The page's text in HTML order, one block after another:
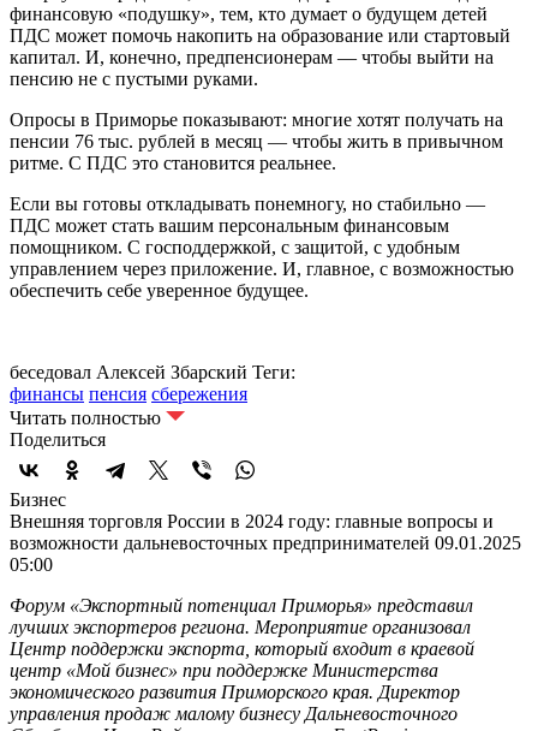
финансовую «подушку», тем, кто думает о будущем детей
ПДС может помочь накопить на образование или стартовый
капитал. И, конечно, предпенсионерам — чтобы выйти на
пенсию не с пустыми руками.
Опросы в Приморье показывают: многие хотят получать на
пенсии 76 тыс. рублей в месяц — чтобы жить в привычном
ритме. С ПДС это становится реальнее.
Если вы готовы откладывать понемногу, но стабильно —
ПДС может стать вашим персональным финансовым
помощником. С господдержкой, с защитой, с удобным
управлением через приложение. И, главное, с возможностью
обеспечить себе уверенное будущее.
беседовал Алексей Збарский Теги:
финансы пенсия сбережения
Читать полностью
Поделиться
Бизнес
Внешняя торговля России в 2024 году: главные вопросы и
возможности дальневосточных предпринимателей 09.01.2025
05:00
Форум «Экспортный потенциал Приморья» представил
лучших экспортеров региона. Мероприятие организовал
Центр поддержки экспорта, который входит в краевой
центр «Мой бизнес» при поддержке Министерства
экономического развития Приморского края. Директор
управления продаж малому бизнесу Дальневосточного